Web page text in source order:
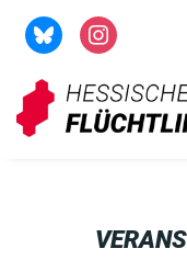
Zum
Inhalt
springen